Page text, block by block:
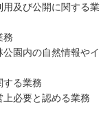
用及び公開に関する業
務
公園内の自然情報やイ
する業務
上必要と認める業務